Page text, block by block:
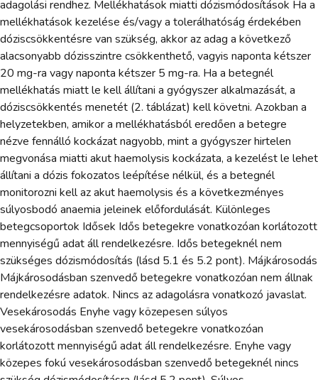
adagolási rendhez. Mellékhatások miatti dózismódosítások Ha a
mellékhatások kezelése és/vagy a tolerálhatóság érdekében
dóziscsökkentésre van szükség, akkor az adag a következő
alacsonyabb dózisszintre csökkenthető, vagyis naponta kétszer
20 mg-ra vagy naponta kétszer 5 mg-ra. Ha a betegnél
mellékhatás miatt le kell állítani a gyógyszer alkalmazását, a
dóziscsökkentés menetét (2. táblázat) kell követni. Azokban a
helyzetekben, amikor a mellékhatásból eredően a betegre
nézve fennálló kockázat nagyobb, mint a gyógyszer hirtelen
megvonása miatti akut haemolysis kockázata, a kezelést le lehet
állítani a dózis fokozatos leépítése nélkül, és a betegnél
monitorozni kell az akut haemolysis és a következményes
súlyosbodó anaemia jeleinek előfordulását. Különleges
betegcsoportok Idősek Idős betegekre vonatkozóan korlátozott
mennyiségű adat áll rendelkezésre. Idős betegeknél nem
szükséges dózismódosítás (lásd 5.1 és 5.2 pont). Májkárosodás
Májkárosodásban szenvedő betegekre vonatkozóan nem állnak
rendelkezésre adatok. Nincs az adagolásra vonatkozó javaslat.
Vesekárosodás Enyhe vagy közepesen súlyos
vesekárosodásban szenvedő betegekre vonatkozóan
korlátozott mennyiségű adat áll rendelkezésre. Enyhe vagy
közepes fokú vesekárosodásban szenvedő betegeknél nincs